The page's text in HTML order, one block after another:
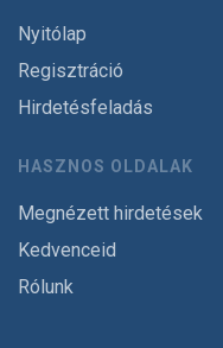
Nyitólap
Regisztráció
Hirdetésfeladás
HASZNOS OLDALAK
Megnézett hirdetések
Kedvenceid
Rólunk